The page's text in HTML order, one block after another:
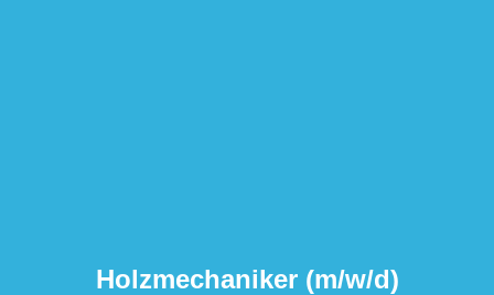
Holz­me­cha­ni­ker (m/​w/​d)